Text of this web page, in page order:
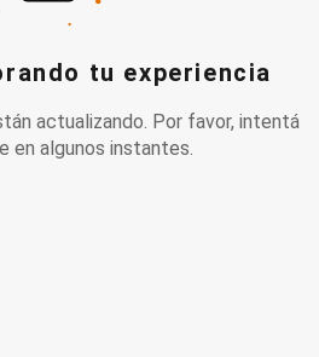
tu experiencia
actualizando. Por favor, intentá
en algunos instantes.